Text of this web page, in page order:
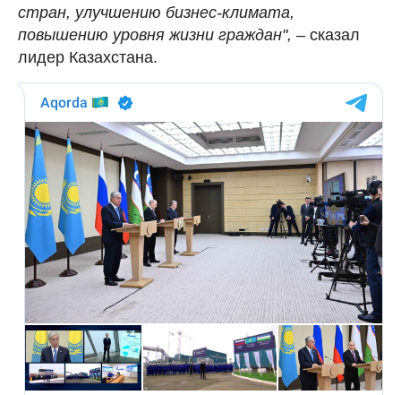
стран, улучшению бизнес-климата,
повышению уровня жизни граждан", – сказал
лидер Казахстана.